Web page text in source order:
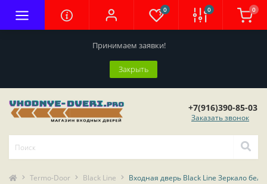
Принимаем заявки!
Закрыть
0 0 0
+7(916)390-85-03
Заказать звонок
Termo-Door Black Line Входная дверь Black Line Зеркало